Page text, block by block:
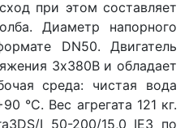
при этом составляет
Диаметр напорного
DN50. Двигатель
3х380В и обладает
среда: чистая вода
°C. Вес агрегата 121 кг.
I 50-200/15,0 IE3 по